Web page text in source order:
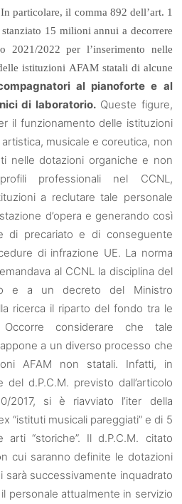
particolare, il comma 892 dell’art. 1
15 milioni annui a decorrere
2021/2022 per l’inserimento nelle
istituzioni AFAM statali di alcune
al pianoforte e al
di laboratorio.Queste figure,
il funzionamento delle istituzioni
artistica, musicale e coreutica, non
nelle dotazioni organiche e non
professionali nel CCNL,
a reclutare tale personale
d’opera e generando così
di precariato e di conseguente
di infrazione UE. La norma
al CCNL la disciplina del
e a un decreto del Ministro
ricerca il riparto del fondo tra le
considerare che tale
a un diverso processo che
AFAM non statali. Infatti, in
del d.P.C.M. previsto dall’articolo
2017, si è riavviato l’iter della
“istituti musicali pareggiati” e di 5
arti “storiche”. Il d.P.C.M. citato
cui saranno definite le dotazioni
sarà successivamente inquadrato
personale attualmente in servizio